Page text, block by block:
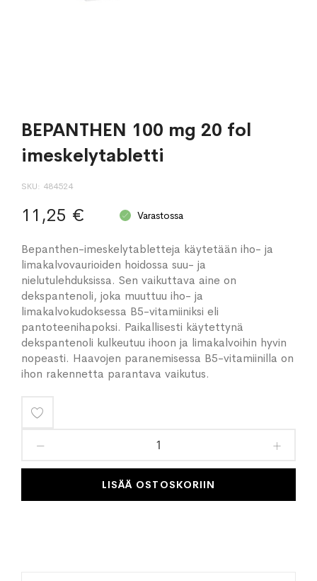
BEPANTHEN 100 mg 20 fol
imeskelytabletti
SKU 484524
11,25 € Varastossa
Bepanthen-imeskelytabletteja käytetään iho- ja
limakalvovaurioiden hoidossa suu- ja
nielutulehduksissa. Sen vaikuttava aine on
dekspantenoli, joka muuttuu iho- ja
limakalvokudoksessa B5-vitamiiniksi eli
pantoteenihapoksi. Paikallisesti käytettynä
dekspantenoli kulkeutuu ihoon ja limakalvoihin hyvin
nopeasti. Haavojen paranemisessa B5-vitamiinilla on
ihon rakennetta parantava vaikutus.
toivelistaan
LISÄÄ OSTOSKORIIN